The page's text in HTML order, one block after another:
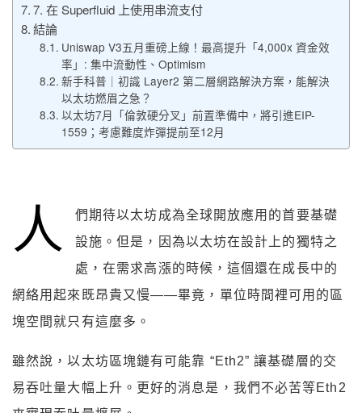
7. 在 Superfluid 上使用串流支付
結論
Uniswap V3五月重磅上線！最高提升「4,000x 資金效
率」: 集中流動性、Optimism
新手科普｜初識 Layer2 第二層網路解決方案，能解決
以太坊燃眉之急？
以太坊7月「倫敦硬分叉」前置準備中，將引進EIP-
1559；考慮難度炸彈提前至12月
人
們期待以太坊成為全球開放應用的首要基礎
設施。但是，因為以太坊在設計上的獨特之
處，在需求高漲的時候，這個還在成長中的
網絡用起來既昂貴又慢——畢竟，單位時間裡可用的區
塊空間就只有這麼多。
雖然說，以太坊區塊鏈有可能靠 “Eth2” 讓基礎層的交
易吞吐量大幅上升。更好的消息是，我們不必苦等Eth2